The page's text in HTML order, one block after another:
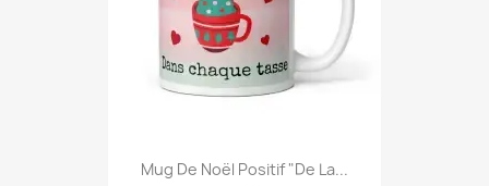
Mug De Noël Positif "De La...